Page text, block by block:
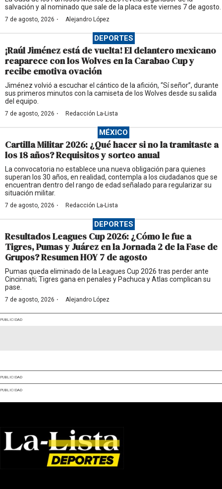
salvación y al nominado que sale de la placa este viernes 7 de agosto.
7 de agosto, 2026 · Alejandro López
DEPORTES
¡Raúl Jiménez está de vuelta! El delantero mexicano
reaparece con los Wolves en la Carabao Cup y
recibe emotiva ovación
Jiménez volvió a escuchar el cántico de la afición, “Sí señor”, durante
sus primeros minutos con la camiseta de los Wolves desde su salida
del equipo.
7 de agosto, 2026 · Redacción La-Lista
MÉXICO
Cartilla Militar 2026: ¿Qué hacer si no la tramitaste a
los 18 años? Requisitos y sorteo anual
La convocatoria no establece una nueva obligación para quienes
superan los 30 años, en realidad, contempla a los ciudadanos que se
encuentran dentro del rango de edad señalado para regularizar su
situación militar.
7 de agosto, 2026 · Redacción La-Lista
DEPORTES
Resultados Leagues Cup 2026: ¿Cómo le fue a
Tigres, Pumas y Juárez en la Jornada 2 de la Fase de
Grupos? Resumen HOY 7 de agosto
Pumas queda eliminado de la Leagues Cup 2026 tras perder ante
Cincinnati; Tigres gana en penales y Pachuca y Atlas complican su
pase.
7 de agosto, 2026 · Alejandro López
PUBLICIDAD
PUBLICIDAD
PUBLICIDAD